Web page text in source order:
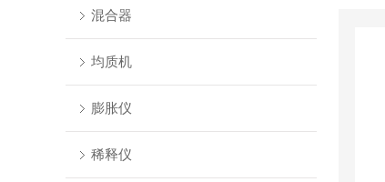
混合器
均质机
膨胀仪
稀释仪